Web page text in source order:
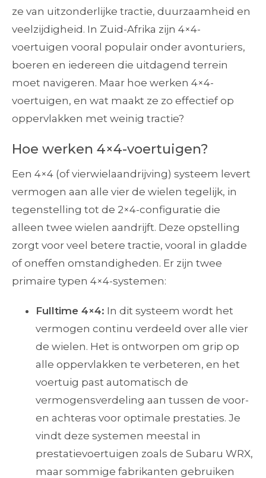
ze van uitzonderlijke tractie, duurzaamheid en
veelzijdigheid. In Zuid-Afrika zijn 4×4-
voertuigen vooral populair onder avonturiers,
boeren en iedereen die uitdagend terrein
moet navigeren. Maar hoe werken 4×4-
voertuigen, en wat maakt ze zo effectief op
oppervlakken met weinig tractie?
Hoe werken 4×4-voertuigen?
Een 4×4 (of vierwielaandrijving) systeem levert
vermogen aan alle vier de wielen tegelijk, in
tegenstelling tot de 2×4-configuratie die
alleen twee wielen aandrijft. Deze opstelling
zorgt voor veel betere tractie, vooral in gladde
of oneffen omstandigheden. Er zijn twee
primaire typen 4×4-systemen:
Fulltime 4×4: In dit systeem wordt het
vermogen continu verdeeld over alle vier
de wielen. Het is ontworpen om grip op
alle oppervlakken te verbeteren, en het
voertuig past automatisch de
vermogensverdeling aan tussen de voor-
en achteras voor optimale prestaties. Je
vindt deze systemen meestal in
prestatievoertuigen zoals de Subaru WRX,
maar sommige fabrikanten gebruiken